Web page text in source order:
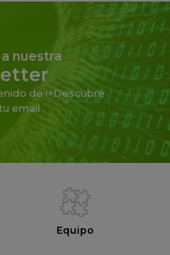
nuestra
de i+Descubre
email
Equipo